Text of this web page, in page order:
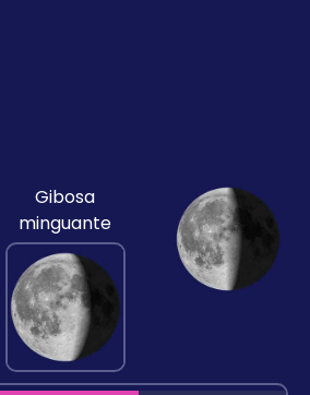
Gibosa
minguante